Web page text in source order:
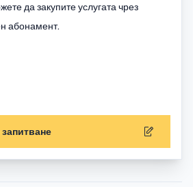
да закупите услугата чрез
абонамент.